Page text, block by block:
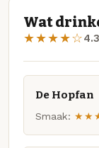
Wat
★★★★☆4.3
De Hopfan
Smaak: